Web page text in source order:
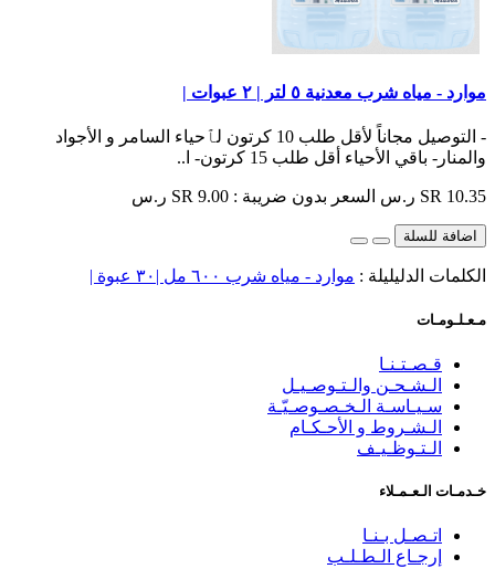
موارد - مياه شرب معدنية ٥ لتر | ٢ عبوات |
- التوصيل مجاناً لأقل طلب 10 كرتون لٱحياء السامر و الأجواد
والمنار- باقي الأحياء أقل طلب 15 كرتون- ا..
SR 10.35 ر.س السعر بدون ضريبة : SR 9.00 ر.س
اضافة للسلة
الكلمات الدليليلة : موارد - مياه شرب ٦٠٠ مل |٣٠ عبوة |
مـعـلـومـات
قـصـتـنـا
الـشـحـن والـتـوصـيـل
سـيـاسـة الـخـصـوصـيّـة
الـشـروط و الأحـكـام
الـتـوظـيـف
خـدمـات الـعـمـلاء
اتـصـل بـنـا
إرجـاع الـطـلـب